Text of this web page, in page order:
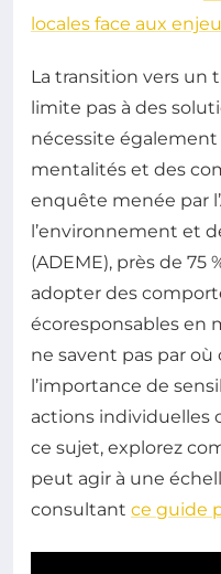
locales face aux
La transition vers un
limite pas à des
nécessite
mentalités et des
enquête menée par
l’environnement et
(ADEME), près de 75
adopter des
écoresponsables en
ne savent pas par
l’importance de
actions individuelles
ce sujet, explorez
peut agir à une
consultant ce guide